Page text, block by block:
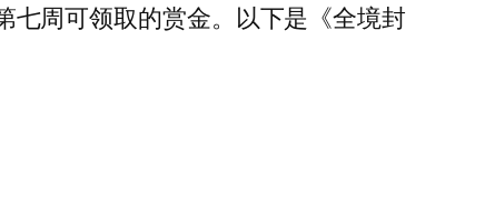
七周可领取的赏金。以下是《全境封